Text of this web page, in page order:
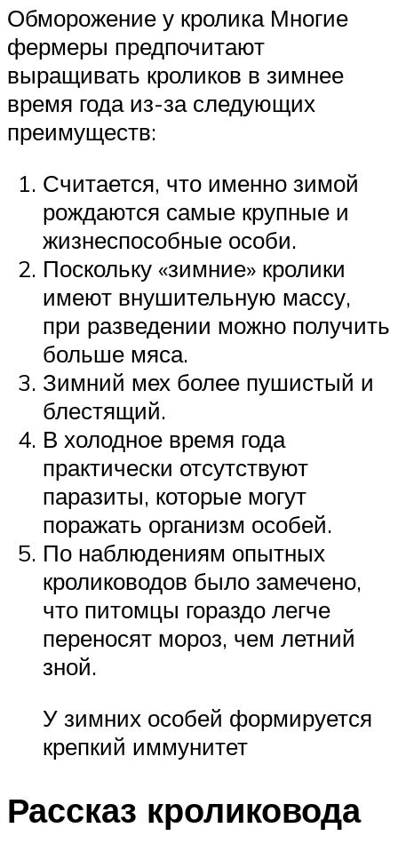
Обморожение у кролика Многие
фермеры предпочитают
выращивать кроликов в зимнее
время года из-за следующих
преимуществ:
Считается, что именно зимой
рождаются самые крупные и
жизнеспособные особи.
Поскольку «зимние» кролики
имеют внушительную массу,
при разведении можно получить
больше мяса.
Зимний мех более пушистый и
блестящий.
В холодное время года
практически отсутствуют
паразиты, которые могут
поражать организм особей.
По наблюдениям опытных
кролиководов было замечено,
что питомцы гораздо легче
переносят мороз, чем летний
зной.
У зимних особей формируется
крепкий иммунитет
Рассказ кроликовода